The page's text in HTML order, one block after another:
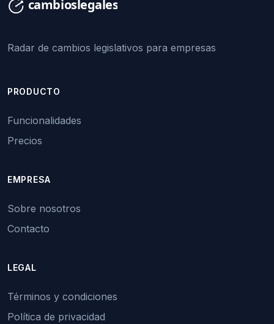
Radar de cambios legislativos para empresas
PRODUCTO
Funcionalidades
Precios
EMPRESA
Sobre nosotros
Contacto
LEGAL
Términos y condiciones
Política de privacidad